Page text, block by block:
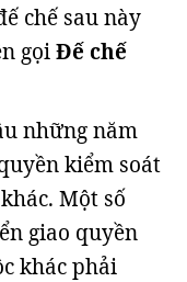
chế sau này
gọiĐế chế
những năm
kiểm soát
Một số
giao quyền
khác phải